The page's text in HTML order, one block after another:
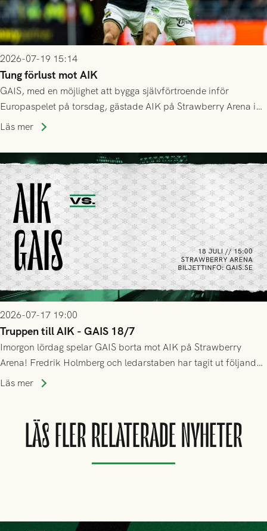
2026-07-19 15:14
Tung förlust mot AIK
GAIS, med en möjlighet att bygga självförtroende inför
Europaspelet på torsdag, gästade AIK på Strawberry Arena i
Stockholm . Men trots konstant hotande i första halvlek av
lyckades få in 2-0.
Läs mer
2026-07-17 19:00
Truppen till AIK - GAIS 18/7
Imorgon lördag spelar GAIS borta mot AIK på Strawberry
Arena! Fredrik Holmberg och ledarstaben har tagit ut följande
trupp till matchen:
Läs mer
LÄS FLER RELATERADE NYHETER